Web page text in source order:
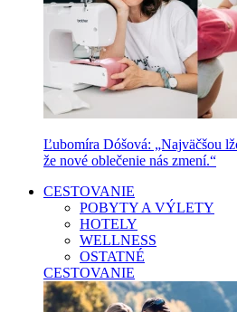
Ľubomíra Dóšová: „Najväčšou
že nové oblečenie nás zmení.“
CESTOVANIE
POBYTY A VÝLETY
HOTELY
WELLNESS
OSTATNÉ
CESTOVANIE